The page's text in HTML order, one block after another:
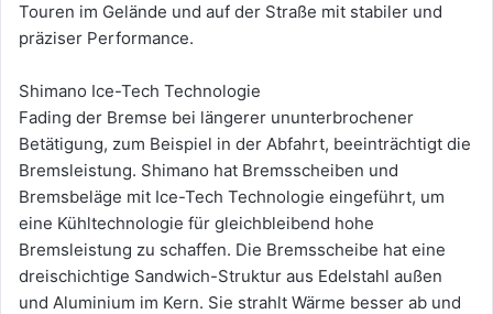
Touren im Gelände und auf der Straße mit stabiler und
präziser Performance.
Shimano Ice-Tech Technologie
Fading der Bremse bei längerer ununterbrochener
Betätigung, zum Beispiel in der Abfahrt, beeinträchtigt die
Bremsleistung. Shimano hat Bremsscheiben und
Bremsbeläge mit Ice-Tech Technologie eingeführt, um
eine Kühltechnologie für gleichbleibend hohe
Bremsleistung zu schaffen. Die Bremsscheibe hat eine
dreischichtige Sandwich-Struktur aus Edelstahl außen
und Aluminium im Kern. Sie strahlt Wärme besser ab und